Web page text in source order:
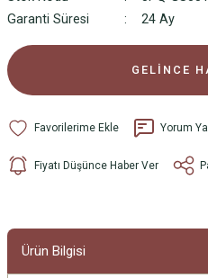
Garanti Süresi
24 Ay
GELİNCE
Yorum
Fiyatı Düşünce Haber Ver
Ürün Bilgisi